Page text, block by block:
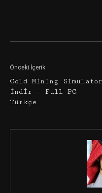
Önceki İçerik
Gold Mining Simulator
İndir – Full PC +
Türkçe